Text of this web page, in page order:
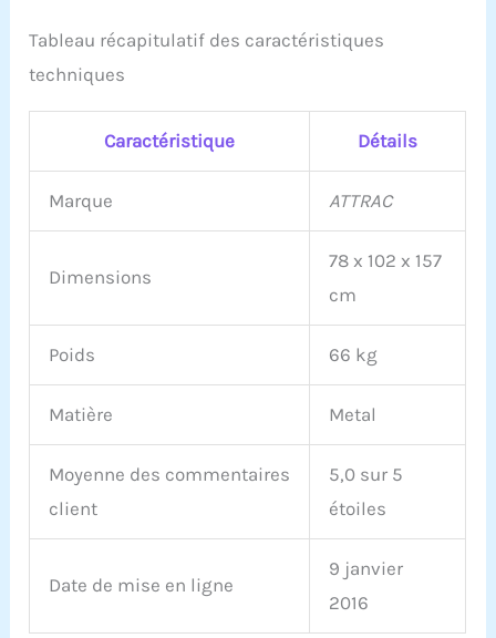
Tableau récapitulatif des caractéristiques
techniques
Caractéristique Détails
Marque ATTRAC
Dimensions
78 x 102 x 157
cm
Poids 66 kg
Matière Metal
Moyenne des commentaires
client
5,0 sur 5
étoiles
Date de mise en ligne
9 janvier
2016